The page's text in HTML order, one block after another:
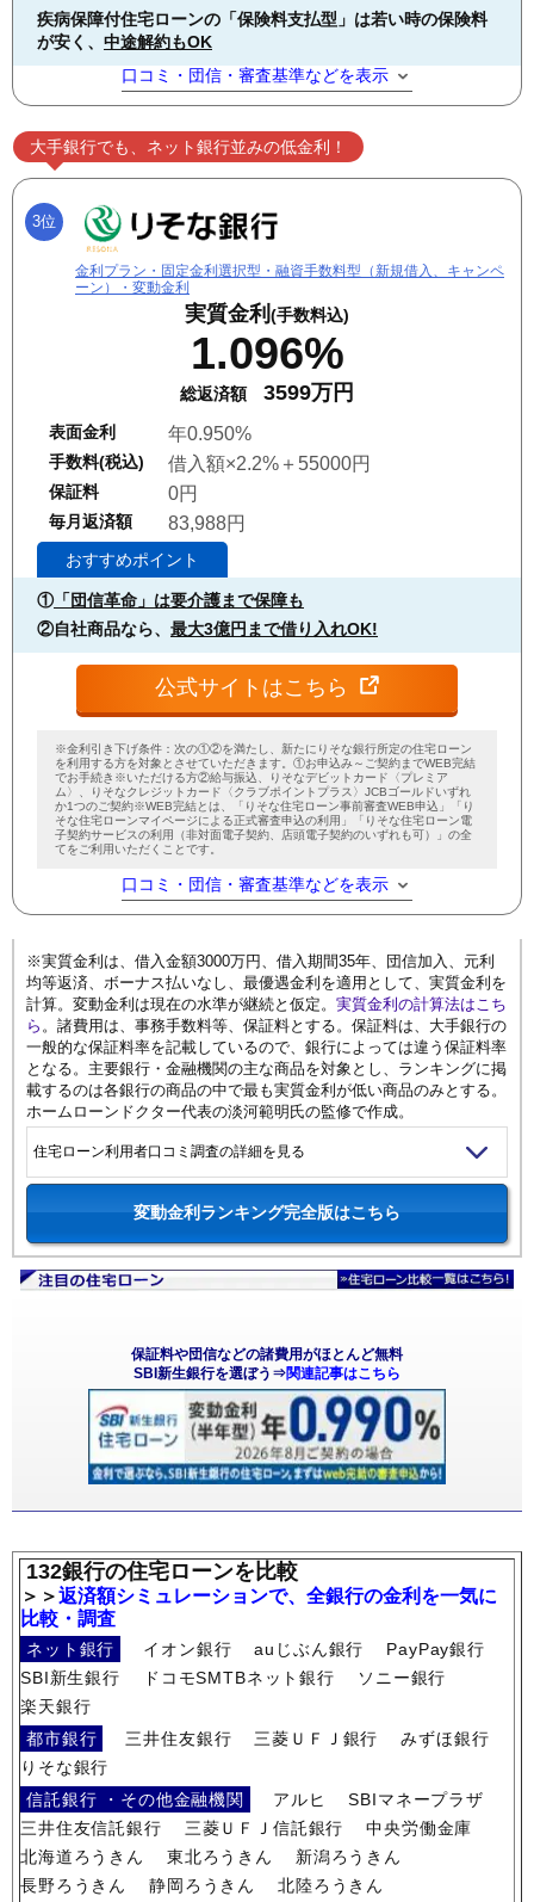
疾病保障付住宅ローンの「保険料支払型」は若い時の保険料
が安く、 中途解約もOK
口コミ・団信・審査基準などを表示
大手銀行でも、ネット銀行並みの低金利！
3位
金利プラン・固定金利選択型・融資手数料型（新規借入、キャンペ
ーン）・変動金利
実質金利 (手数料込)
1.096%
総返済額 3599万円
表面金利 年0.950%
手数料(税込) 借入額×2.2%＋55000円
保証料 0円
毎月返済額 83,988円
おすすめポイント
①「団信革命」は要介護まで保障も
②自社商品なら、 最大3億円まで借り入れOK!
公式サイトはこちら
※金利引き下げ条件：次の①②を満たし、新たにりそな銀行所定の住宅ローン
を利用する方を対象とさせていただきます。①お申込み～ご契約までWEB完結
でお手続き※いただける方②給与振込、りそなデビットカード〈プレミア
ム〉、りそなクレジットカード〈クラブポイントプラス〉JCBゴールドいずれ
か1つのご契約※WEB完結とは、「りそな住宅ローン事前審査WEB申込」「り
そな住宅ローンマイページによる正式審査申込の利用」「りそな住宅ローン電
子契約サービスの利用（非対面電子契約、店頭電子契約のいずれも可）」の全
てをご利用いただくことです。
口コミ・団信・審査基準などを表示
※実質金利は、借入金額3000万円、借入期間35年、団信加入、元利
均等返済、ボーナス払いなし、最優遇金利を適用として、実質金利を
計算。変動金利は現在の水準が継続と仮定。 実質金利の計算法はこち
ら 。諸費用は、事務手数料等、保証料とする。保証料は、大手銀行の
一般的な保証料率を記載しているので、銀行によっては違う保証料率
となる。主要銀行・金融機関の主な商品を対象とし、ランキングに掲
載するのは各銀行の商品の中で最も実質金利が低い商品のみとする。
ホームローンドクター代表の淡河範明氏の監修で作成。
住宅ローン利用者口コミ調査の詳細を見る
変動金利ランキング完全版はこちら
保証料や団信などの諸費用がほとんど無料
SBI新生銀行を選ぼう⇒関連記事はこちら
132銀行の住宅ローンを比較
＞＞返済額シミュレーションで、全銀行の金利を一気に
比較・調査
ネット銀行 イオン銀行 auじぶん銀行
PayPay銀行
SBI新生銀行
ドコモSMTBネット銀行
ソニー銀行
楽天銀行
都市銀行
三井住友銀行 三菱ＵＦＪ銀行
みずほ銀行
りそな銀行
信託銀行 ・その他金融機関
アルヒ
SBIマネープラザ
三井住友信託銀行
三菱ＵＦＪ信託銀行
中央労働金庫
北海道ろうきん
東北ろうきん
新潟ろうきん
長野ろうきん
静岡ろうきん
北陸ろうきん